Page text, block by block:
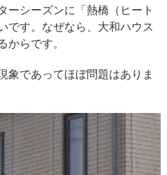
ーシーズンに「熱橋（ヒート
です。なぜなら、大和ハウス
らです。
象であってほぼ問題はありま